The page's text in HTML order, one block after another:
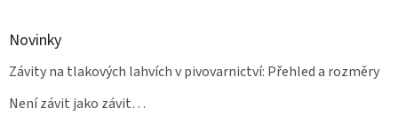
Novinky
Závity na tlakových lahvích v pivovarnictví: Přehled a rozměry
Není závit jako závit…